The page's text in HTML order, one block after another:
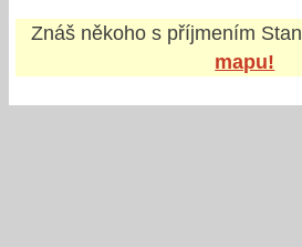
Znáš někoho s příjmením Stan
mapu!